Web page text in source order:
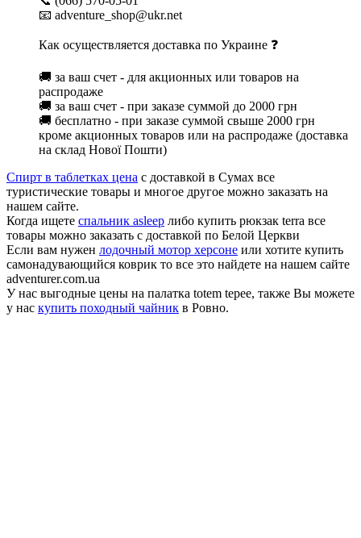
📧 adventure_shop@ukr.net
Как осуществляется доставка по Украине ❓
🚚 за ваш счет - для акционных или товаров на
распродаже
🚚 за ваш счет - при заказе суммой до 2000 грн
🚚 бесплатно - при заказе суммой свыше 2000 грн
кроме акционных товаров или на распродаже (доставка
на склад Нової Пошти)
Спирт в таблетках цена с доставкой в Сумах все
туристические товары и многое другое можно заказать на
нашем сайте.
Когда ищете спальник asleep либо купить рюкзак terra все
товары можно заказать с доставкой по Белой Церкви
Если вам нужен лодочный мотор херсоне или хотите купить
самонадувающийся коврик то все это найдете на нашем сайте
adventurer.com.ua
У нас выгодные цены на палатка totem tepee, также Вы можете
у нас купить походный чайник в Ровно.